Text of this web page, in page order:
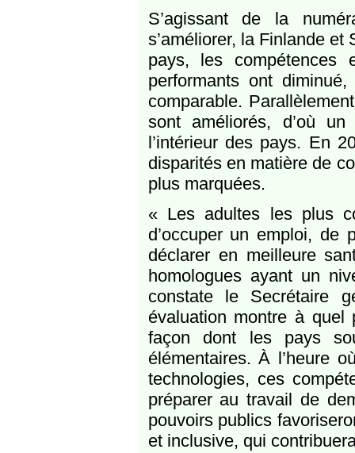
S’agissant de la
s’améliorer, la Finlande
pays, les
performants ont
comparable.
sont améliorés, d’où
l’intérieur des pays. En
disparités en matière de
plus marquées.
« Les adultes les plus
d’occuper un emploi, de
déclarer en meilleure
homologues ayant un
constate le Secrétaire
évaluation montre à
façon dont les pays
élémentaires. À l’heure
technologies, ces
préparer au travail de
pouvoirs publics
et inclusive, qui